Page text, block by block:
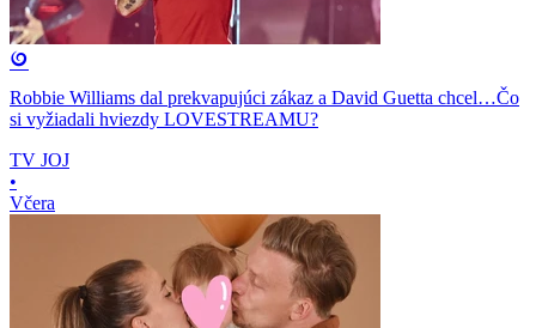
Robbie Williams dal prekvapujúci zákaz a David Guetta chcel…Čo
si vyžiadali hviezdy LOVESTREAMU?
TV JOJ
•
Včera